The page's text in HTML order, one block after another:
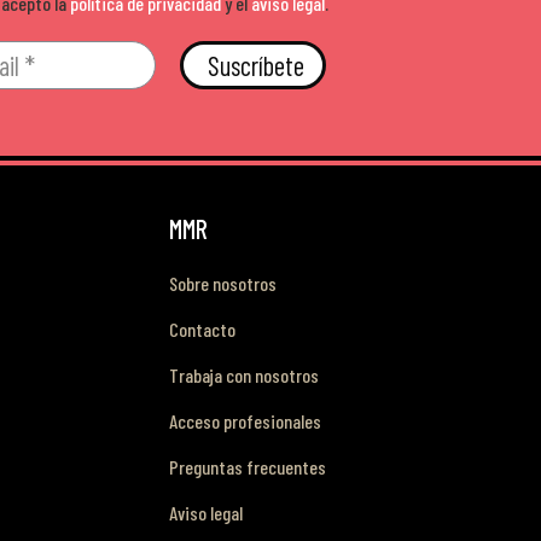
Suscríbete
MMR
Sobre nosotros
Contacto
Trabaja con nosotros
Acceso profesionales
Preguntas frecuentes
Aviso legal